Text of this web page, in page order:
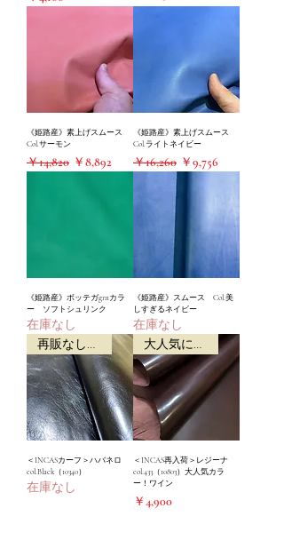
《姫路産》素上げスムース
Col.サーモン
通常価格
￥14,820 セール価格
￥8,892
《姫路産》素上げスムース
Col.ライトネイビー
通常価格
￥16,260 セール価格
￥9,756
《姫路産》ボッテガgrnカラ
ー ソフトシュリンク
在庫なし
《姫路産》スムース Col.美
しすぎるネイビー
在庫なし
再販なし格安商品
＜INCASカーフ＞ハバネロ
col.Black（10340）
在庫なし
大人気につき再入荷！
＜INCAS再入荷＞レジーナ
col.433（10803）大人気カラ
ー！ワイン
価格
￥4,900